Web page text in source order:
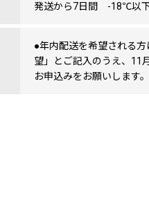
発送から7日間 -18℃以
●年内配送を希望される
望」とご記入のうえ、11
お申込みをお願いします。